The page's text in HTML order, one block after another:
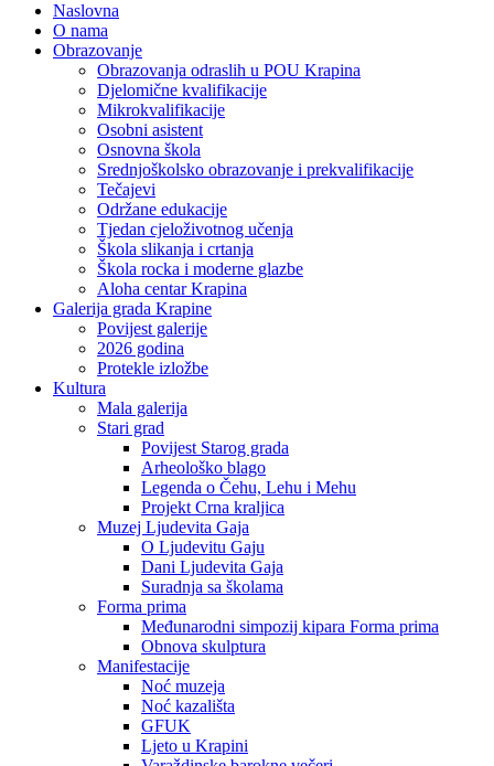
Naslovna
O nama
Obrazovanje
Obrazovanja odraslih u POU Krapina
Djelomične kvalifikacije
Mikrokvalifikacije
Osobni asistent
Osnovna škola
Srednjoškolsko obrazovanje i prekvalifikacije
Tečajevi
Održane edukacije
Tjedan cjeloživotnog učenja
Škola slikanja i crtanja
Škola rocka i moderne glazbe
Aloha centar Krapina
Galerija grada Krapine
Povijest galerije
2026 godina
Protekle izložbe
Kultura
Mala galerija
Stari grad
Povijest Starog grada
Arheološko blago
Legenda o Čehu, Lehu i Mehu
Projekt Crna kraljica
Muzej Ljudevita Gaja
O Ljudevitu Gaju
Dani Ljudevita Gaja
Suradnja sa školama
Forma prima
Međunarodni simpozij kipara Forma prima
Obnova skulptura
Manifestacije
Noć muzeja
Noć kazališta
GFUK
Ljeto u Krapini